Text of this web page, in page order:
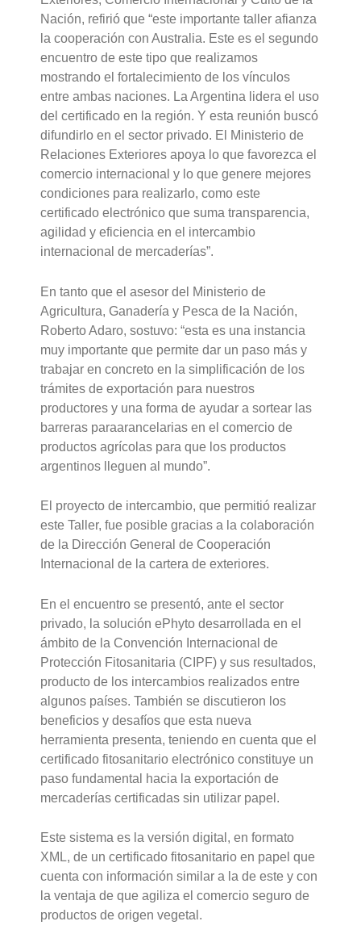
Nación, refirió que “este importante taller afianza
la cooperación con Australia. Este es el segundo
encuentro de este tipo que realizamos
mostrando el fortalecimiento de los vínculos
entre ambas naciones. La Argentina lidera el uso
del certificado en la región. Y esta reunión buscó
difundirlo en el sector privado. El Ministerio de
Relaciones Exteriores apoya lo que favorezca el
comercio internacional y lo que genere mejores
condiciones para realizarlo, como este
certificado electrónico que suma transparencia,
agilidad y eficiencia en el intercambio
internacional de mercaderías”.
En tanto que el asesor del Ministerio de
Agricultura, Ganadería y Pesca de la Nación,
Roberto Adaro, sostuvo: “esta es una instancia
muy importante que permite dar un paso más y
trabajar en concreto en la simplificación de los
trámites de exportación para nuestros
productores y una forma de ayudar a sortear las
barreras paraarancelarias en el comercio de
productos agrícolas para que los productos
argentinos lleguen al mundo”.
El proyecto de intercambio, que permitió realizar
este Taller, fue posible gracias a la colaboración
de la Dirección General de Cooperación
Internacional de la cartera de exteriores.
En el encuentro se presentó, ante el sector
privado, la solución ePhyto desarrollada en el
ámbito de la Convención Internacional de
Protección Fitosanitaria (CIPF) y sus resultados,
producto de los intercambios realizados entre
algunos países. También se discutieron los
beneficios y desafíos que esta nueva
herramienta presenta, teniendo en cuenta que el
certificado fitosanitario electrónico constituye un
paso fundamental hacia la exportación de
mercaderías certificadas sin utilizar papel.
Este sistema es la versión digital, en formato
XML, de un certificado fitosanitario en papel que
cuenta con información similar a la de este y con
la ventaja de que agiliza el comercio seguro de
productos de origen vegetal.